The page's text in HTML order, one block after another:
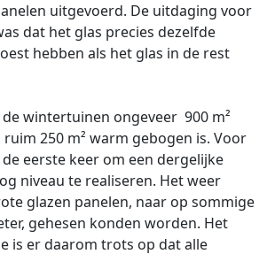
uitgevoerd. De uitdaging voor
dat het glas precies dezelfde
hebben als het glas in de rest
wintertuinen ongeveer 900 m²
250 m² warm gebogen is. Voor
eerste keer om een dergelijke
niveau te realiseren. Het weer
glazen panelen, naar op sommige
gehesen konden worden. Het
is er daarom trots op dat alle